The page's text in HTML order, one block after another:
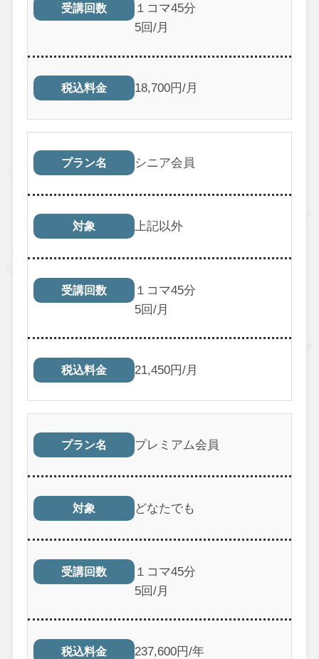
受講回数
１コマ45分
5回/月
税込料金 18,700円/月
プラン名 シニア会員
対象 上記以外
受講回数
１コマ45分
5回/月
税込料金 21,450円/月
プラン名 プレミアム会員
対象 どなたでも
受講回数
１コマ45分
5回/月
税込料金 237,600円/年